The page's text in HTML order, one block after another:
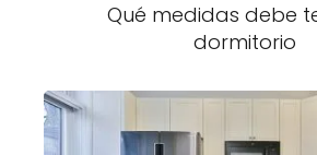
Qué medidas debe
dormitorio